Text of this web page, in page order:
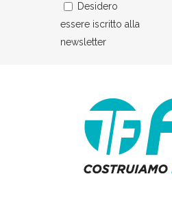
Desidero
essere iscritto alla
newsletter